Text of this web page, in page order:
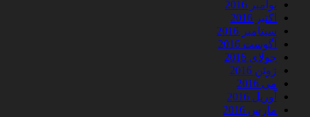
نوامبر 2016
اکتبر 2016
سپتامبر 2016
آگوست 2016
جولای 2016
ژوئن 2016
می 2016
آوریل 2016
مارس 2016